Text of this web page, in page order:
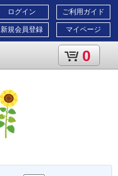
ご利用ガイド
マイページ
ログイン
新規会員登録
0